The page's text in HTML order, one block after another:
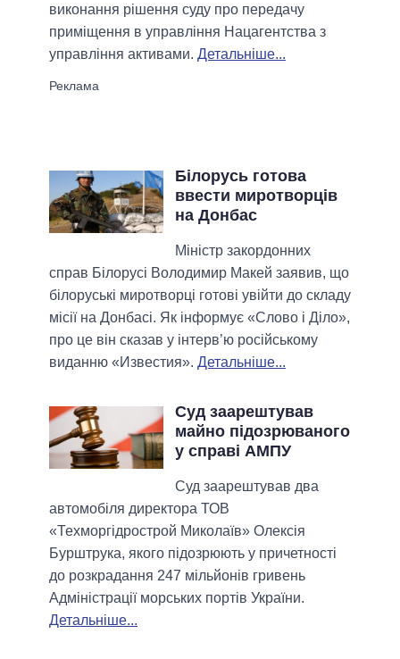
виконання рішення суду про передачу
приміщення в управління Нацагентства з
управління активами. Детальніше...
Білорусь готова
ввести миротворців
на Донбас
Міністр закордонних
справ Білорусі Володимир Макей заявив, що
білоруські миротворці готові увійти до складу
місії на Донбасі. Як інформує «Слово і Діло»,
про це він сказав у інтерв’ю російському
виданню «Известия». Детальніше...
Суд заарештував
майно підозрюваного
у справі АМПУ
Суд заарештував два
автомобіля директора ТОВ
«Техморгідрострой Миколаїв» Олексія
Бурштрука, якого підозрюють у причетності
до розкрадання 247 мільйонів гривень
Адміністрації морських портів України.
Детальніше...